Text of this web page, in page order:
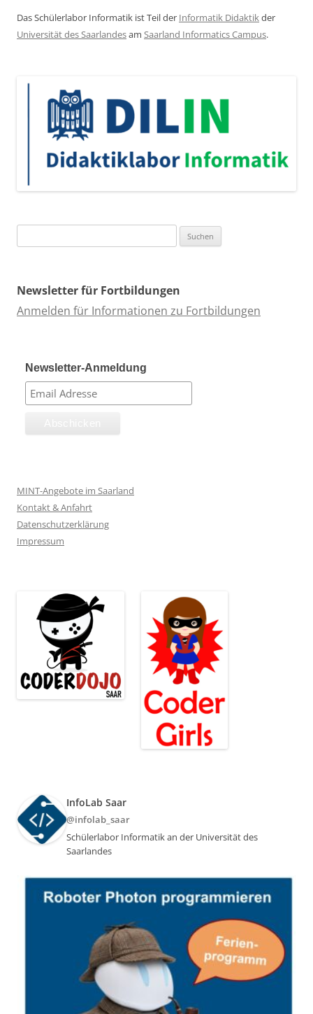
Das Schülerlabor Informatik ist Teil der Informatik Didaktikder
Universität des Saarlandesam Saarland Informatics Campus.
nach:
Newsletter für Fortbildungen
Anmelden für Informationen zu Fortbildungen
Newsletter-Anmeldung
MINT-Angebote im Saarland
Kontakt & Anfahrt
Datenschutzerklärung
Impressum
InfoLab Saar
@infolab_saar
Schülerlabor Informatik an der Universität des
Saarlandes